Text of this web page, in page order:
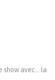
show avec… la